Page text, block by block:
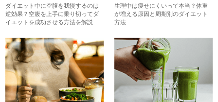
ダイエット中に空腹を我慢するのは
逆効果？空腹を上手に乗り切ってダ
イエットを成功させる方法を解説
生理中は痩せにくいって本当？体重
が増える原因と周期別のダイエット
方法